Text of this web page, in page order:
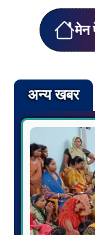
मेन
अन्य खबर